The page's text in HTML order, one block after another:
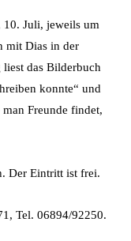
10. Juli, jeweils um
mit Dias in der
liest das Bilderbuch
konnte“ und
Freunde findet,
Der Eintritt ist frei.
Tel. 06894/92250.